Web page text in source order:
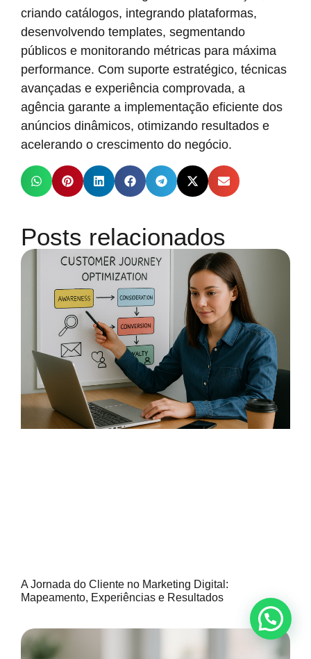
criando catálogos, integrando plataformas,
desenvolvendo templates, segmentando
públicos e monitorando métricas para máxima
performance. Com suporte estratégico, técnicas
avançadas e experiência comprovada, a
agência garante a implementação eficiente dos
anúncios dinâmicos, otimizando resultados e
acelerando o crescimento do negócio.
Posts relacionados
A Jornada do Cliente no Marketing Digital:
Mapeamento, Experiências e Resultados